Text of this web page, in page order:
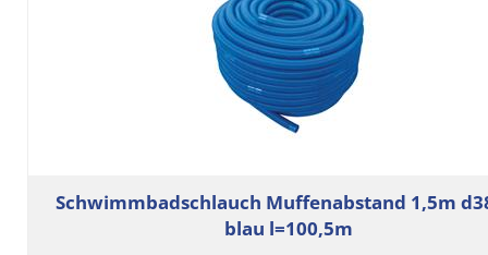
Schwimmbadschlauch Muffenabstand 1,5m
blau l=100,5m